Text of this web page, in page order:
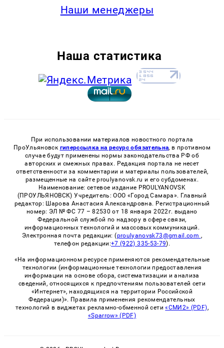
Наши менеджеры
Наша статистика
При использовании материалов новостного портала
ПроУльяновск гиперссылка на ресурс обязательна, в противном
случае будут применены нормы законодательства РФ об
авторских и смежных правах. Редакция портала не несет
ответственности за комментарии и материалы пользователей,
размещенные на сайте proulyanovsk.ru и его субдоменах.
Наименование: сетевое издание PROULYANOVSK
(ПРОУЛЬЯНОВСК) Учредитель: ООО «Город Самара». Главный
редактор: Шарова Анастасия Александровна. Регистрационный
номер: ЭЛ № ФС 77 – 82530 от 18 января 2022г. выдано
Федеральной службой по надзору в сфере связи,
информационных технологий и массовых коммуникаций.
Электронная почта редакции: (proulyanovsk73@gmail.com ,
телефон редакции:+7 (922) 335-53-79).
«На информационном ресурсе применяются рекомендательные
технологии (информационные технологии предоставления
информации на основе сбора, систематизации и анализа
сведений, относящихся к предпочтениям пользователей сети
«Интернет», находящихся на территории Российской
Федерации)». Правила применения рекомендательных
технологий в виджетах рекламно-обменной сети«СМИ2» (PDF),
«Sparrow» (PDF)